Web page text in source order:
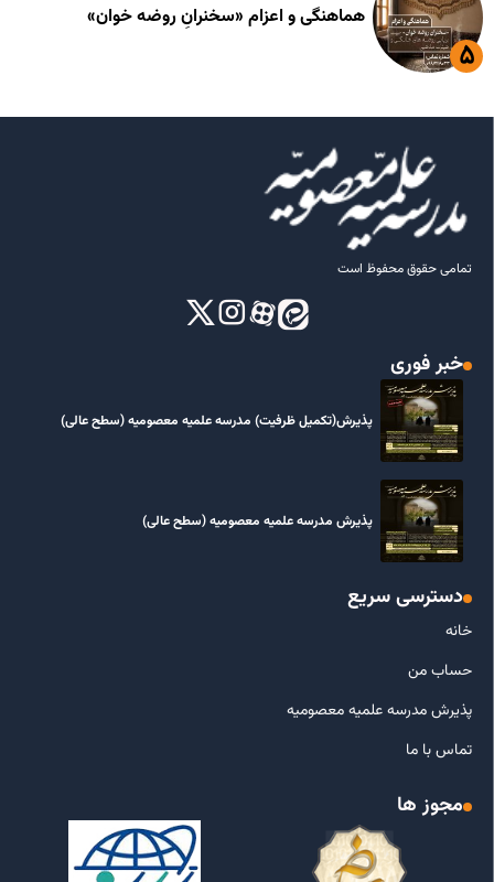
هماهنگی و اعزام «سخنرانِ روضه خوان»
تمامی حقوق محفوظ است
خبر فوری
پذیرش(تکمیل ظرفیت) مدرسه علمیه معصومیه‌ (سطح عالی)
پذیرش مدرسه علمیه معصومیه‌ (سطح عالی)
دسترسی سریع
خانه
حساب من
پذیرش مدرسه علمیه معصومیه
تماس با ما
مجوز ها